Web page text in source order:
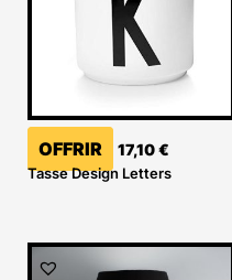
OFFRIR 17,10€
Tasse Design Letters